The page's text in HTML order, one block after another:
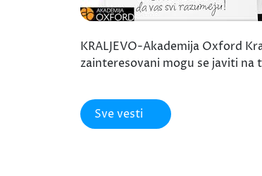
KRALJEVO-Akademija Oxford
zainteresovani mogu se javiti
Sve vesti